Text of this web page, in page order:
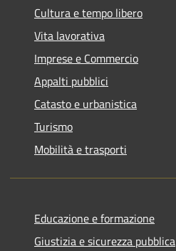
Cultura e tempo libero
Vita lavorativa
Imprese e Commercio
Appalti pubblici
Catasto e urbanistica
Turismo
Mobilità e trasporti
Educazione e formazione
Giustizia e sicurezza pubblica